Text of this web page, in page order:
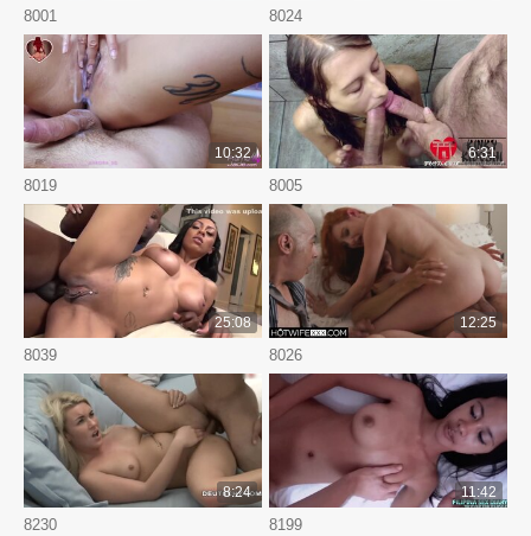
8001 8024
8019
10:32
8005
6:31
8039
25:08
8026
12:25
8230
8:24
8199
11:42